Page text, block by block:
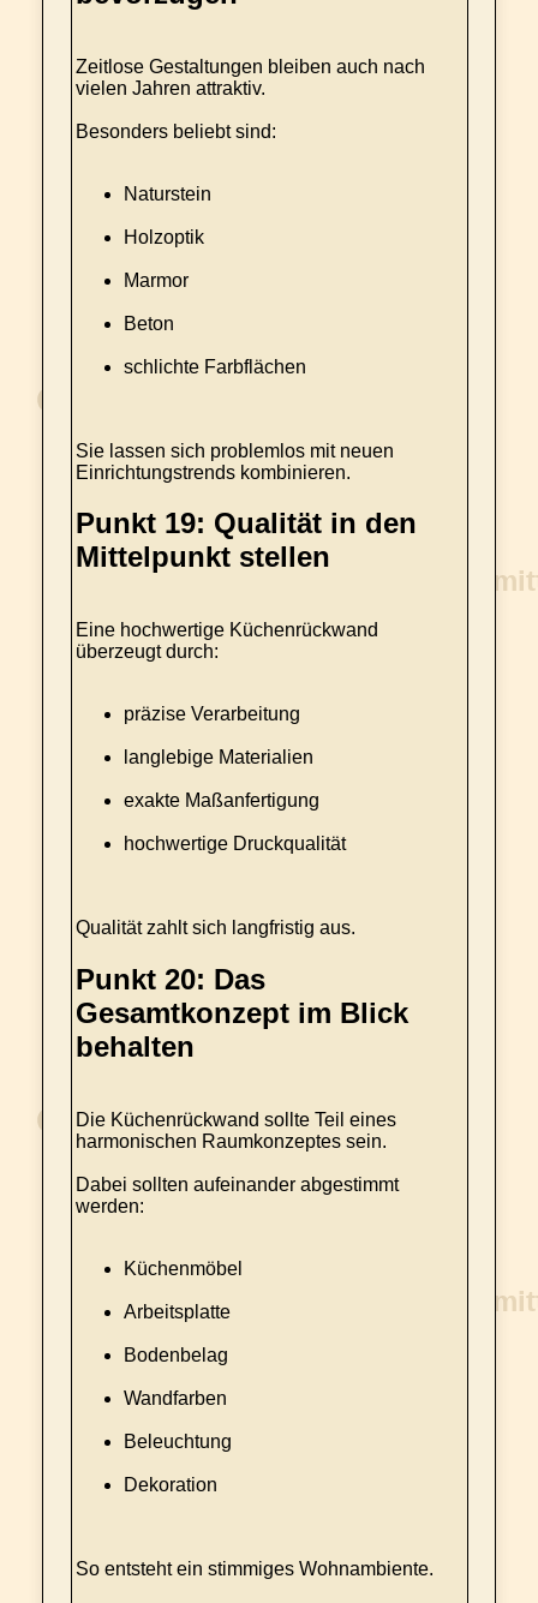
Zeitlose Gestaltungen bleiben auch nach
vielen Jahren attraktiv.
Besonders beliebt sind:
Naturstein
Holzoptik
Marmor
Beton
schlichte Farbflächen
Sie lassen sich problemlos mit neuen
Einrichtungstrends kombinieren.
Punkt 19: Qualität in den
Mittelpunkt stellen
Eine hochwertige Küchenrückwand
überzeugt durch:
präzise Verarbeitung
langlebige Materialien
exakte Maßanfertigung
hochwertige Druckqualität
Qualität zahlt sich langfristig aus.
Punkt 20: Das
Gesamtkonzept im Blick
behalten
Die Küchenrückwand sollte Teil eines
harmonischen Raumkonzeptes sein.
Dabei sollten aufeinander abgestimmt
werden:
Küchenmöbel
Arbeitsplatte
Bodenbelag
Wandfarben
Beleuchtung
Dekoration
So entsteht ein stimmiges Wohnambiente.